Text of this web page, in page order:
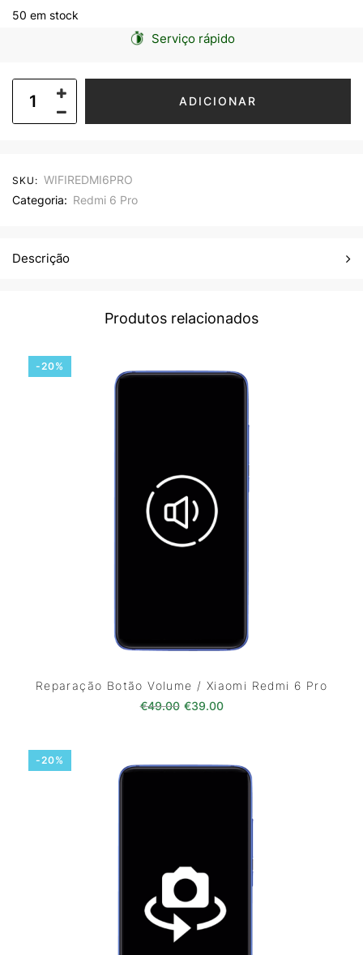
50 em stock
Serviço rápido
ADICIONAR
SKU: WIFIREDMI6PRO
Categoria: Redmi 6 Pro
Descrição
Produtos relacionados
-20%
Reparação Botão Volume / Xiaomi Redmi 6 Pro
€49.00 O preço original era: €49.00.
€39.00O preço atual é:
-20%